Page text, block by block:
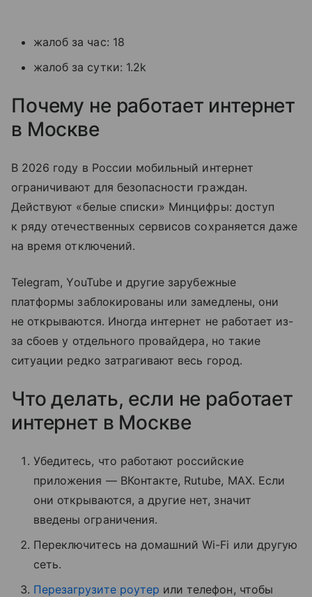
жалоб за час: 18
жалоб за сутки: 1.2k
Почему не работает интернет
в Москве
В 2026 году в России мобильный интернет
ограничивают для безопасности граждан.
Действуют «белые списки» Минцифры: доступ
к ряду отечественных сервисов сохраняется даже
на время отключений.
Telegram, YouTube и другие зарубежные
платформы заблокированы или замедлены, они
не открываются. Иногда интернет не работает из-
за сбоев у отдельного провайдера, но такие
ситуации редко затрагивают весь город.
Что делать, если не работает
интернет в Москве
Убедитесь, что работают российские
приложения — ВКонтакте, Rutube, MAX. Если
они открываются, а другие нет, значит
введены ограничения.
Переключитесь на домашний Wi-Fi или другую
сеть.
Перезагрузите роутер или телефон, чтобы